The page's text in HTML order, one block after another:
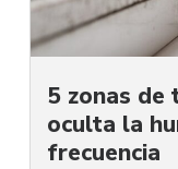
5 zonas de
oculta la
frecuencia